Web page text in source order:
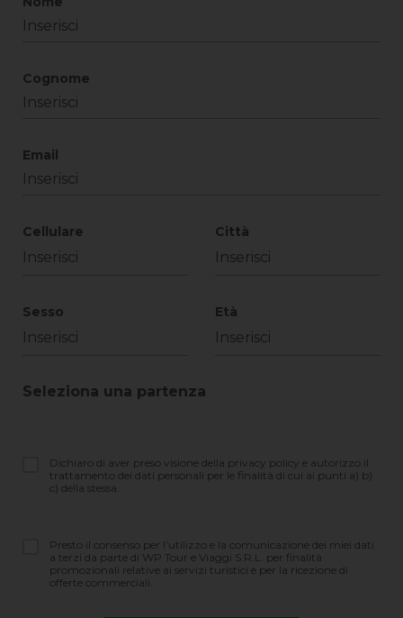
Cognome
Email
Cellulare Città
Sesso Età
Seleziona una partenza
Dichiaro di aver preso visione della privacy policy e autorizzo il
trattamento dei dati personali per le finalità di cui ai punti a) b)
c) della stessa.
Presto il consenso per l’utilizzo e la comunicazione dei miei dati
a terzi da parte di WP Tour e Viaggi S.R.L. per finalità
promozionali relative ai servizi turistici e per la ricezione di
offerte commerciali.